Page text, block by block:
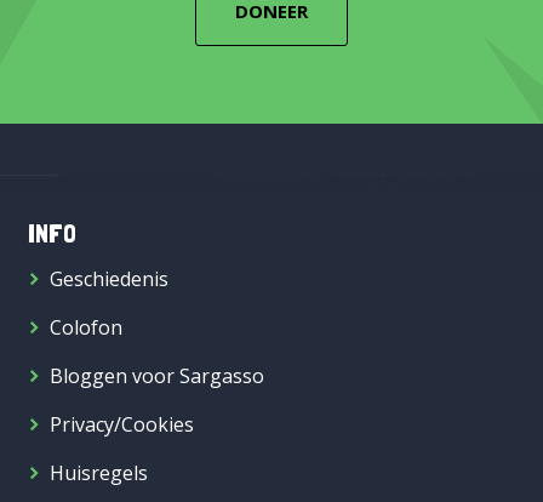
DONEER
INFO
Geschiedenis
Colofon
Bloggen voor Sargasso
Privacy/Cookies
Huisregels